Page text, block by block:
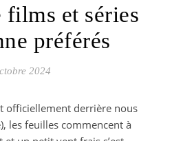
films et séries
préférés
2024
officiellement derrière nous
les feuilles commencent à